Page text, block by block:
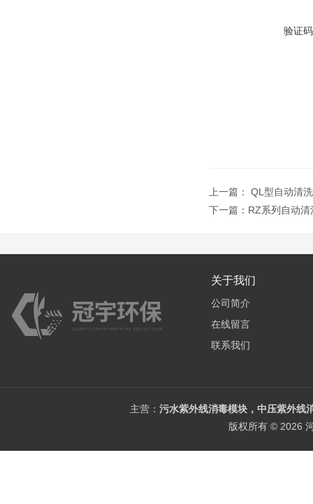
验证
上一篇： QL型自动清
下一篇： RZ系列自动
关于我们
公司简介
在线留言
联系我们
主营： 污水紫外线消毒模块，中压紫外线
版权所有 © 2026